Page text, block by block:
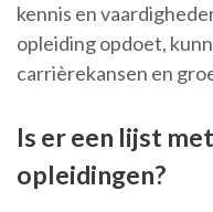
kennis en
opleiding opdoet,
carrièrekansen en
Is er een lijst
opleidingen?